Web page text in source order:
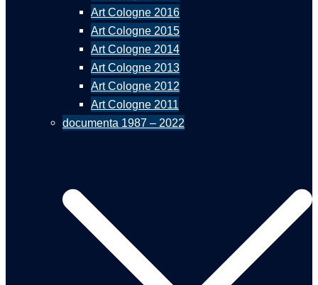
Art Cologne 2016
Art Cologne 2015
Art Cologne 2014
Art Cologne 2013
Art Cologne 2012
Art Cologne 2011
documenta 1987 – 2022